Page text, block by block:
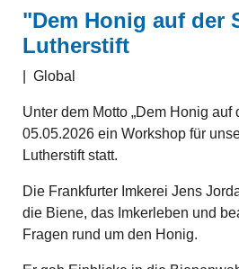
"Dem Honig auf der
Lutherstift
Global
Unter dem Motto „Dem Honig auf
05.05.2026 ein Workshop für
Lutherstift statt.
Die Frankfurter Imkerei Jens
die Biene, das Imkerleben und
Fragen rund um den Honig.